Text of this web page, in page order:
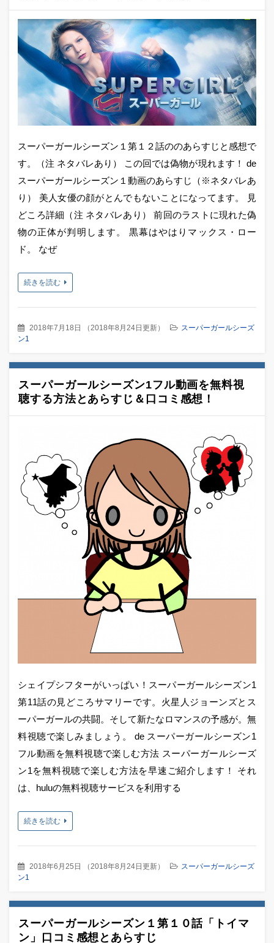
スーパーガールシーズン１第１２話ののあらすじと感想で
す。（注 ネタバレあり） この回では偽物が現れます！ de
スーパーガールシーズン１動画のあらすじ（※ネタバレあ
り） 美人女優の顔がとんでもないことになってます。 見
どころ詳細（注 ネタバレあり） 前回のラストに現れた偽
物の正体が判明します。 黒幕はやはりマックス・ロー
ド。 なぜ
続きを読む
2018年7月18日 （2018年8月24日更新）
スーパーガールシーズ
ン1
スーパーガールシーズン1フル動画を無料視
聴する方法とあらすじ＆口コミ感想！
シェイプシフターがいっぱい！スーパーガールシーズン1
第11話の見どころサマリーです。火星人ジョーンズとス
ーパーガールの共闘。そして新たなロマンスの予感が。無
料視聴で楽しみましょう。 de スーパーガールシーズン1
フル動画を無料視聴で楽しむ方法 スーパーガールシーズ
ン1を無料視聴で楽しむ方法を早速ご紹介します！ それ
は、huluの無料視聴サービスを利用する
続きを読む
2018年6月25日 （ 2018年8月24日更新）
スーパーガールシーズ
ン1
スーパーガールシーズン１第１０話「トイマ
ン」口コミ感想とあらすじ